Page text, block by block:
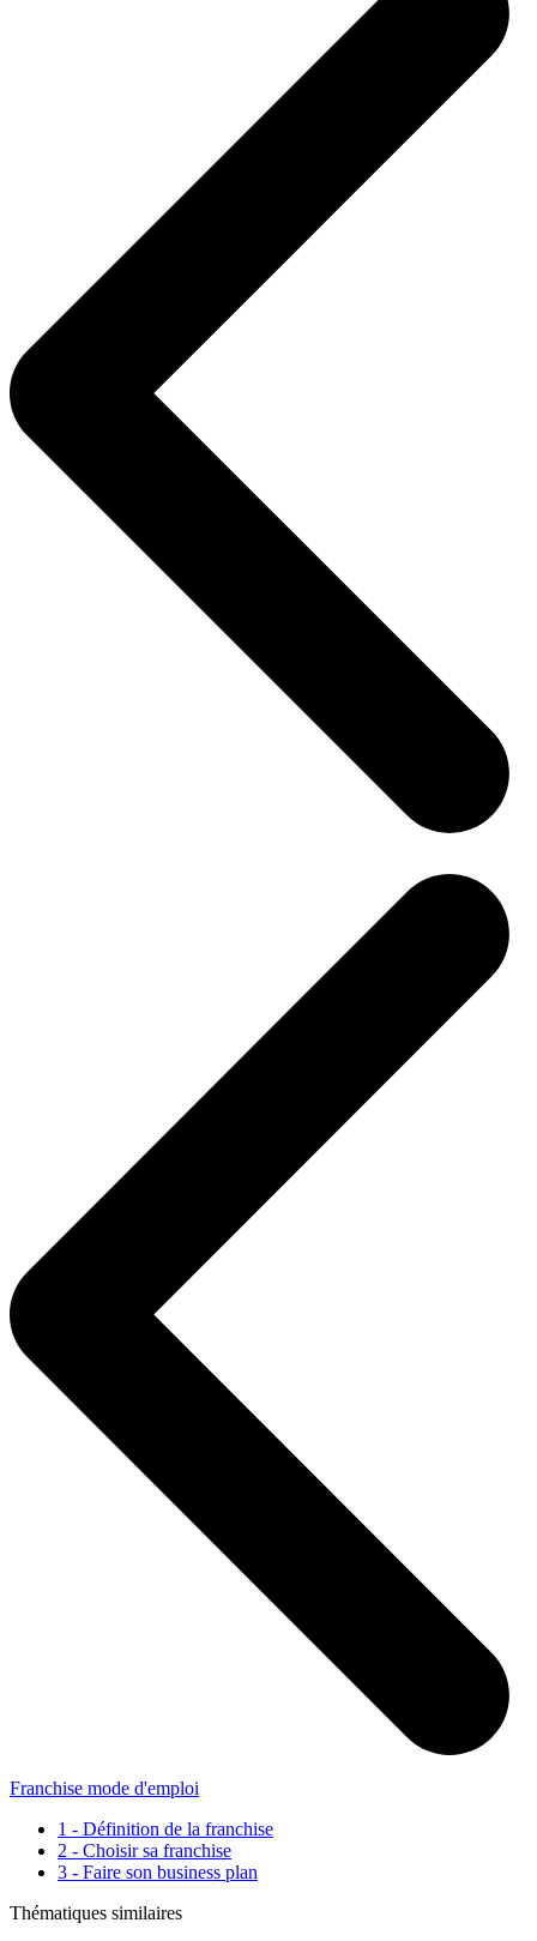
Franchise mode d'emploi
1 - Définition de la franchise
2 - Choisir sa franchise
3 - Faire son business plan
Thématiques similaires